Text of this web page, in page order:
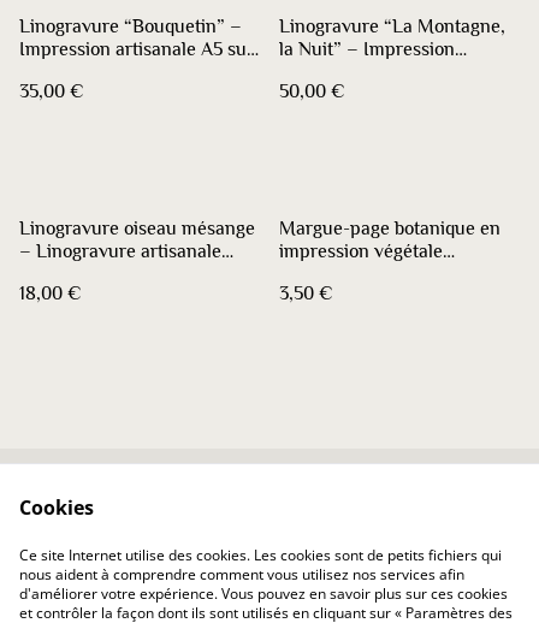
Linogravure “Bouquetin” –
Impression artisanale A5 sur
35,00 €
Linogravure “La Montagne,
la Nuit” – Impression
50,00 €
Linogravure oiseau mésange
– Linogravure artisanale
noire
18,00 €
Margue-page botanique en
impression végétale
sauvage
3,50 €
confidentialité
Cookies
Ce site Internet utilise des cookies. Les cookies sont de petits fichiers qui
nous aident à comprendre comment vous utilisez nos services afin
d'améliorer votre expérience. Vous pouvez en savoir plus sur ces cookies
et contrôler la façon dont ils sont utilisés en cliquant sur « Paramètres des